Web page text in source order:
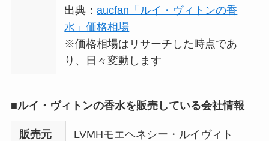
出典：aucfan「ルイ・ヴィトンの香
水」価格相場
※価格相場はリサーチした時点であ
り、日々変動します
■ルイ・ヴィトンの香水を販売している会社情報
販売元
LVMHモエヘネシー・ルイヴィト